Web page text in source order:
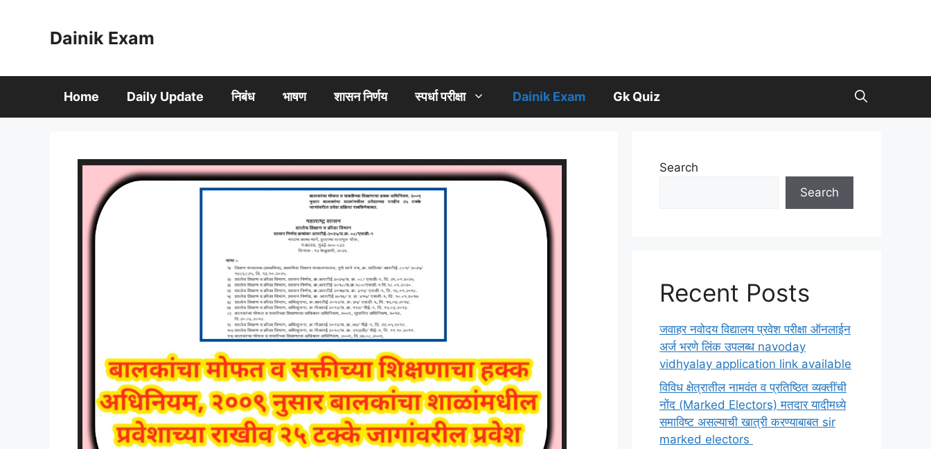
Dainik Exam
Home Daily Update निबंध भाषण शासन निर्णय स्पर्धा परीक्षा Dainik Exam Gk Quiz
Search
Search
Recent Posts
जवाहर नवोदय विद्यालय प्रवेश परीक्षा ऑनलाईन
अर्ज भरणे लिंक उपलब्ध navoday
vidhyalay application link available
विविध क्षेत्रातील नामवंत व प्रतिष्ठित व्यक्तींची
नोंद (Marked Electors) मतदार यादीमध्ये
समाविष्ट असल्याची खात्री करण्याबाबत sir
marked electors